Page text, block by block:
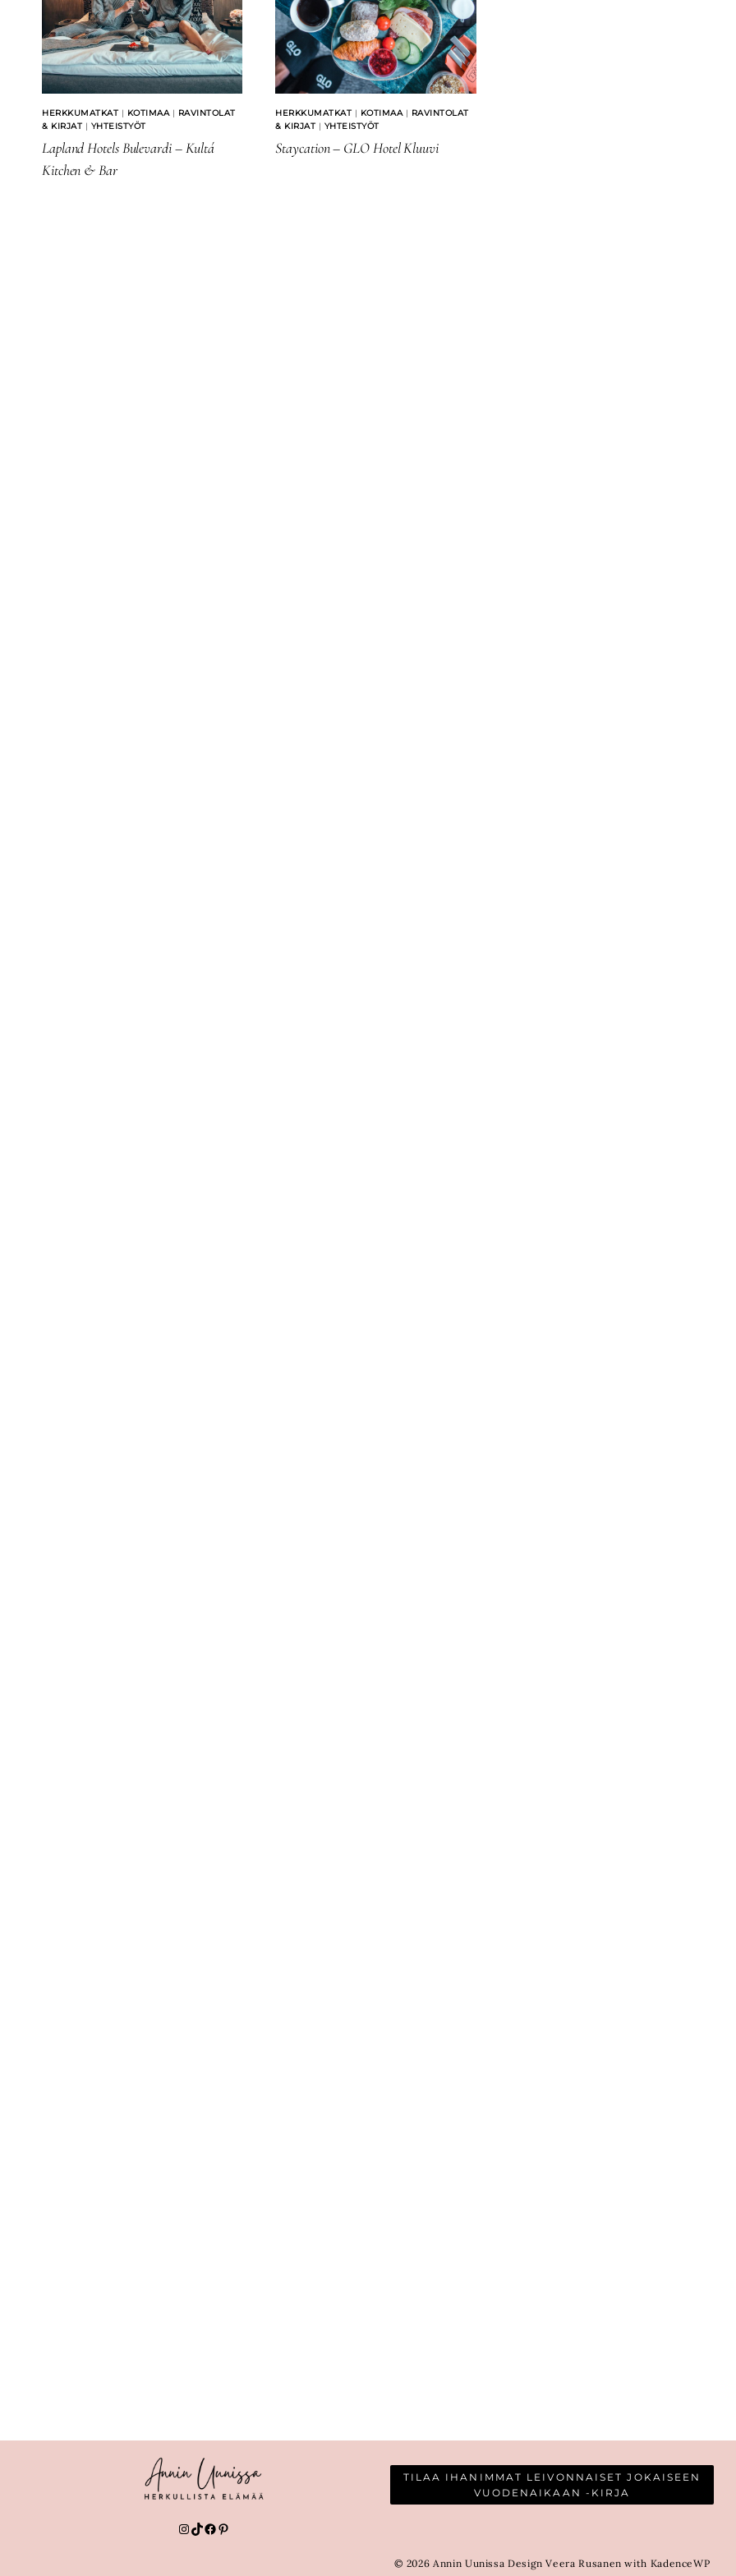
HERKKUMATKAT | KOTIMAA| RAVINTOLAT
& KIRJAT | YHTEISTYÖT
Lapland Hotels Bulevardi – Kultá
Kitchen & Bar
HERKKUMATKAT | KOTIMAA| RAVINTOLAT
& KIRJAT | YHTEISTYÖT
Staycation – GLO Hotel Kluuvi
Instagram
TikTok
Facebook
Pinterest
TILAA IHANIMMAT LEIVONNAISET JOKAISEEN
VUODENAIKAAN -KIRJA
© 2026 Annin Uunissa Design Veera Rusanen with KadenceWP